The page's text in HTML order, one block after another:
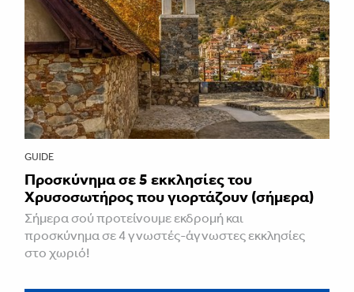
GUIDE
Προσκύνημα σε 5 εκκλησίες του
Χρυσοσωτήρος που γιορτάζουν (σήμερα)
Σήμερα σού προτείνουμε εκδρομή και
προσκύνημα σε 4 γνωστές-άγνωστες εκκλησίες
στο χωριό!